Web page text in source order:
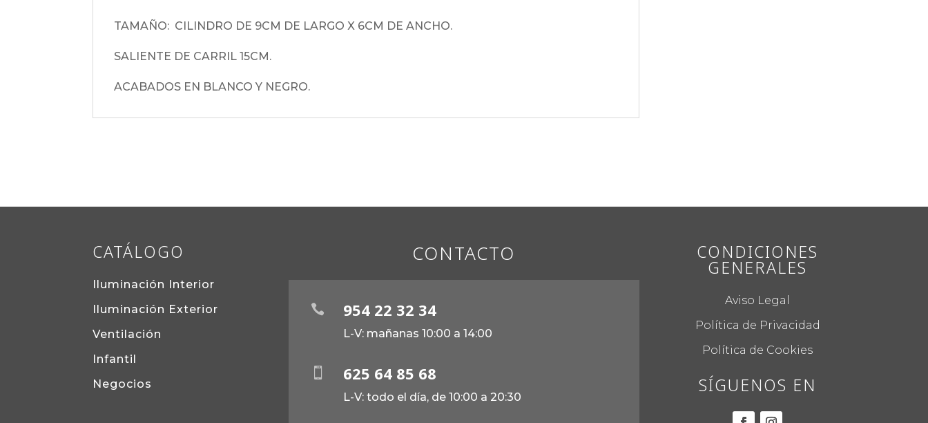
TAMAÑO: CILINDRO DE 9CM DE LARGO X 6CM DE ANCHO.
SALIENTE DE CARRIL 15CM.
ACABADOS EN BLANCO Y NEGRO.
CATÁLOGO
Iluminación Interior
Iluminación Exterior
Ventilación
Infantil
Negocios
CONTACTO
 954 22 32 34
L-V: mañanas 10:00 a 14:00
 625 64 85 68
L-V: todo el día, de 10:00 a 20:30
CONDICIONES
GENERALES
Aviso Legal
Política de Privacidad
Política de Cookies
SÍGUENOS EN